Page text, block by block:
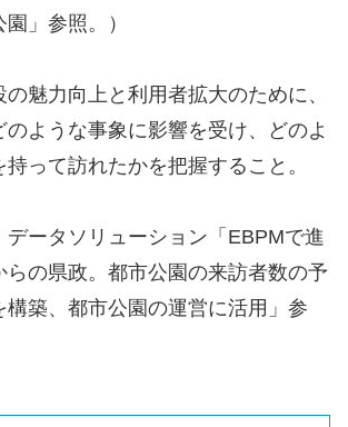
」参照。）
魅力向上と利用者拡大のために、
のような事象に影響を受け、どのよ
持って訪れたかを把握すること。
データソリューション「EBPMで進
らの県政。都市公園の来訪者数の予
構築、都市公園の運営に活用」参